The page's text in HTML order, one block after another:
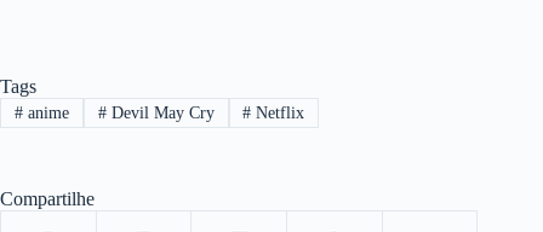
Tags
#anime #Devil May Cry # Netflix
Compartilhe